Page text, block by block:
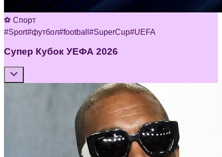
⚽ Спорт
#Sport#футбол#football #SuperCup#UEFA
Супер Кубок УЕФА 2026